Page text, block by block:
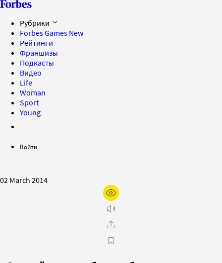
Рубрики
Forbes Games New
Рейтинги
Франшизы
Подкасты
Видео
Life
Woman
Sport
Young
Войти
02 March 2014